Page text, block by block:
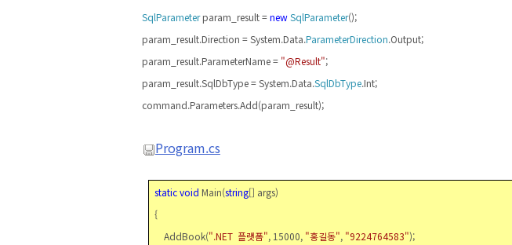
SqlParameterparam_result =newSqlParameter();
param_result.Direction = System.Data.ParameterDirection.Output;
param_result.ParameterName = "@Result";
param_result.SqlDbType = System.Data.SqlDbType.Int;
command.Parameters.Add(param_result);
Program.cs
staticvoid Main(string[] args)
{
AddBook(".NET 플랫폼", 15000, "홍길동", "9224764583");